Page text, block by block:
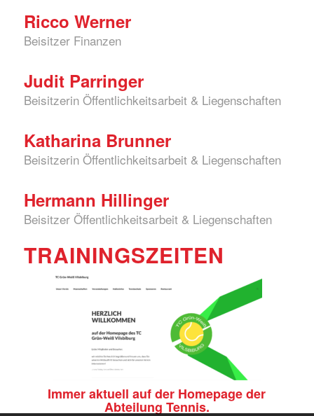
Ricco Werner
Beisitzer Finanzen
Judit Parringer
Beisitzerin Öffentlichkeitsarbeit & Liegenschaften
Katharina Brunner
Beisitzerin Öffentlichkeitsarbeit & Liegenschaften
Hermann Hillinger
Beisitzer Öffentlichkeitsarbeit & Liegenschaften
TRAININGSZEITEN
Immer aktuell auf der Homepage der
Abteilung Tennis.